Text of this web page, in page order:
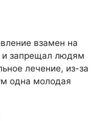
взамен на
запрещал людям
лечение, из-за
одна молодая